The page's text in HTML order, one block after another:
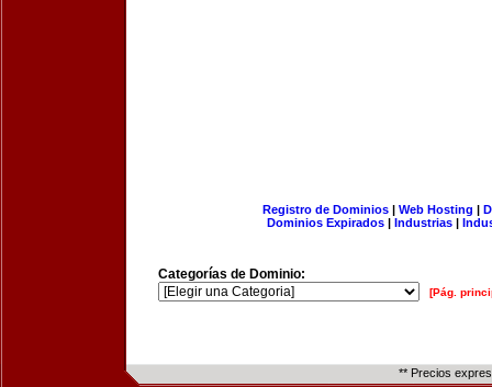
Registro de Dominios| Web Hosting |
Dominios Expirados | Industrias |
Categorías de Dominio:
[Pág.
** Precios